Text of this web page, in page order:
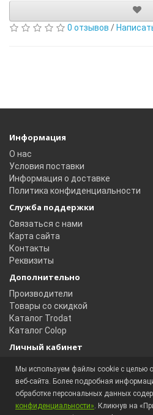
0 отзывов /
Информация
О нас
Условия поставки
Информация о доставке
Политика конфиденциальности
Служба поддержки
Связаться с нами
Карта сайта
Контакты
Реквизиты
Дополнительно
Производители
Товары со скидкой
Каталог Trodat
Каталог Colop
Личный кабинет
Личный кабинет
История заказов
Избранное
Рассылка новостей
Мы используем файлы cookie с целью
веб-сайта. Более подробная
обработке персональных данных
конфиденциальности». Кликнув на